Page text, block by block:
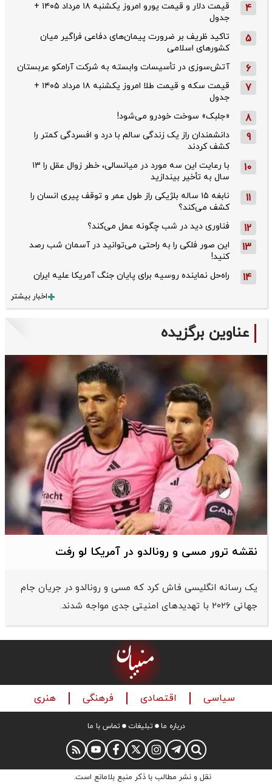
4
قیمت دلار و قیمت یورو امروز یکشنبه ۱۸ مرداد ۱۴۰۵ +
جدول
5
تاکید ظریف بر ضرورت پیمان‌های دفاعی فراگیر میان
کشورهای اسلامی
6 آتش‌سوزی در تأسیسات وابسته به شرکت آرامکو عربستان
7
قیمت سکه و قیمت طلا امروز یکشنبه ۱۸ مرداد ۱۴۰۵ +
جدول
8 «جلبک» سوخت خودرو می‌شود!
9
دانشمندان راز یک زندگی سالم با درد و افسردگی کمتر را
کشف کردند
10
با رعایت این سه مورد در میانسالی، خطر زوال عقل را ۱۳
سال به تأخیر بیندازید
11
نابغه ۱۵ ساله بلژیکی راز طول عمر و توقف پیری انسان را
کشف می‌کند؟
12 فناوری دید در شب چگونه عمل می‌کند؟
13
این صور فلکی را به راحتی می‌توانید در آسمان شب رصد
کنید!
14 راه‌حل نماینده روسیه برای پایان جنگ آمریکا علیه ایران
اخبار بیشتر
عناوین برگزیده
نقشه ترور مسی و رونالدو در آمریکا لو رفت
یک رسانه انگلیسی فاش کرد که مسی و رونالدو در جریان جام
جهانی ۲۰۲۶ با تهدیدهای امنیتی جدی مواجه شدند.
سیاسی اقتصادی فرهنگی هنری
درباره ما تبلیغات تماس با ما
نقل و نشر مطالب با ذکر منبع بلامانع است.